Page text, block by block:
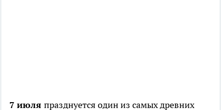
7 июля празднуется один из самых древних